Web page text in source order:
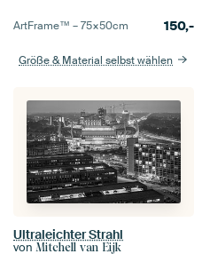
ArtFrame™ –75×50cm 150,-
Größe & Material selbst wählen
Ultraleichter Strahl
von Mitchell van Eijk